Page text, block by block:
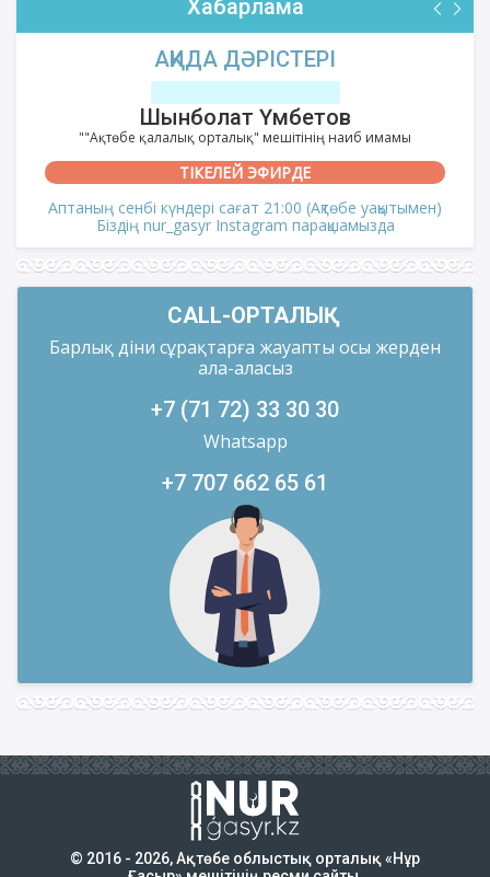
Хабарлама
АҚИДА ДӘРІСТЕРІ
Шынболат Үмбетов
""Ақтөбе қалалық орталық" мешітінің наиб имамы
ТІКЕЛЕЙ ЭФИРДЕ
Аптаның сенбі күндері сағат 21:00 (Ақтөбе уақытымен)
Біздің nur_gasyr Instagram парақшамызда
CALL-ОРТАЛЫҚ
Барлық діни сұрақтарға жауапты осы жерден
ала-аласыз
+7 (71 72) 33 30 30
Whatsapp
+7 707 662 65 61
© 2016 - 2026, Ақтөбе облыстық орталық «Нұр